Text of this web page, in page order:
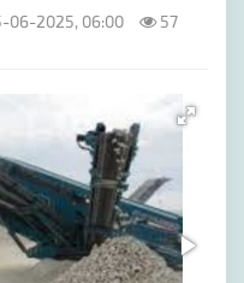
2025, 06:00
57